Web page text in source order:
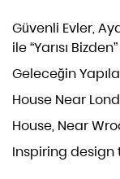
Güvenli Evler,
ile “Yarısı
Geleceğin
House Near
House, Near
Inspiring design